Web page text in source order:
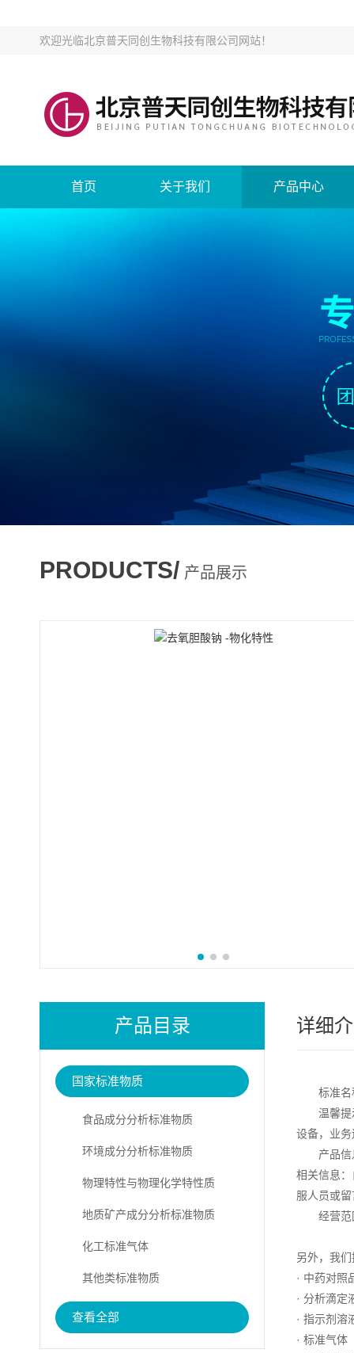
欢迎光临北京普天同创生物科技有限公司网站！
首页 关于我们 产品中心
PRODUCTS/ 产品展示
产品目录
国家标准物质
食品成分分析标准物质
环境成分分析标准物质
物理特性与物理化学特性质
地质矿产成分分析标准物质
化工标准气体
其他类标准物质
查看全部
详细
标准名
温馨
设备，业
产品
相关信息
服人员或
经营
另外，我
· 中药对照
· 分析滴定
· 指示剂溶
· 标准气体